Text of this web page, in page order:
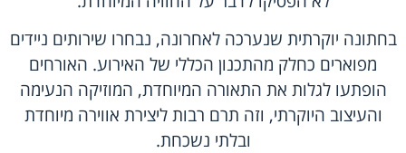
בחתונה יוקרתית שנערכה לאחרונה, נבחרו שירותים ניידים
מפוארים כחלק מהתכנון הכללי של האירוע. האורחים
הופתעו לגלות את התאורה המיוחדת, המוזיקה הנעימה
והעיצוב היוקרתי, וזה תרם רבות ליצירת אווירה מיוחדת
ובלתי נשכחת.